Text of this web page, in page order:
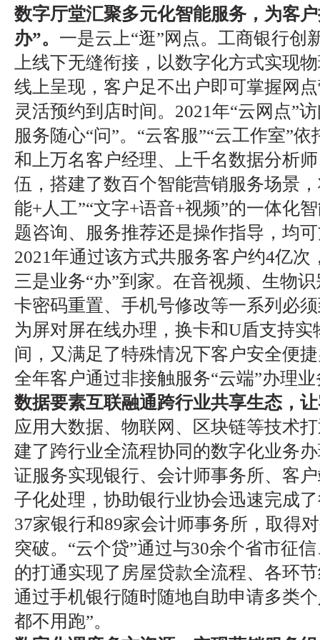
数字厅堂汇聚多元化智能服务，为客
办”。 一是云上“逛”网点。工商银行创
上线下无缝衔接，以数字化方式实现
线上呈现，客户足不出户即可掌握网
灵活预约到店时间。2021年“云网点”
服务随心“问”。“云客服”“云工作室”
和上万名客户经理、上千名数据分析
伍，搭建了数百个智能营销服务场景
能+人工”“文字+语音+视频”的一体化
题咨询、服务推荐还是操作指导，均
2021年通过该方式共服务客户约4亿次
三是业务“办”到家。在音视频、生物
卡密码重置、手机号修改等一系列必
为屏对屏在线办理，换卡和U盾支持
间，又满足了特殊情况下客户安全便
全年客户通过非接触服务“云端”办理
数据要素互联融通跨行业共享生态，
应用大数据、物联网、区块链等技术
建了跨行业全流程协同的数字化业务
证服务实现银行、会计师事务所、客
子化处理，协助银行业协会迅速完成
37家银行和89家会计师事务所，取得
突破。“云个贷”通过与30余个省市征
的打通实现了房屋贷款全流程、各环
通过手机银行随时随地自助申请多类
都不用跑”。